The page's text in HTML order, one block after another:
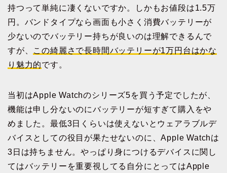
持つって単純に凄くないですか。しかもお値段は1.5万
円。バンドタイプなら画面も小さく消費バッテリーが
少ないのでバッテリー持ちが良いのは理解できるんで
すが、 この綺麗さで長時間バッテリーが1万円台はかな
り魅力的です。
当初はApple Watchのシリーズ5を買う予定でしたが、
機能は申し分ないのにバッテリーが短すぎて購入をや
めました。最低3日くらいは使えないとウェアラブルデ
バイスとしての役目が果たせないのに、Apple Watchは
3日は持ちません。やっぱり身につけるデバイスに関し
てはバッテリーを重要視してる自分にとってはApple